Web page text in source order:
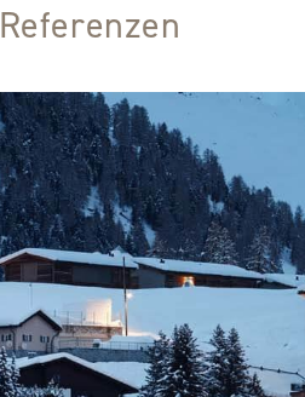
Referenzen